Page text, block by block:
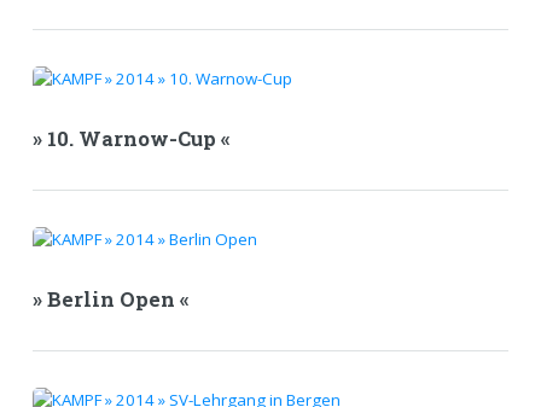
» 10. Warnow-Cup «
» Berlin Open «